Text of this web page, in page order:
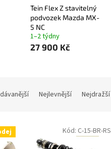
Tein Flex Z stavitelný
podvozek Mazda MX-
5 NC
1–2 týdny
27 900 Kč
Nejlevnější Nejdražší
Kód: C-15-BR-RS